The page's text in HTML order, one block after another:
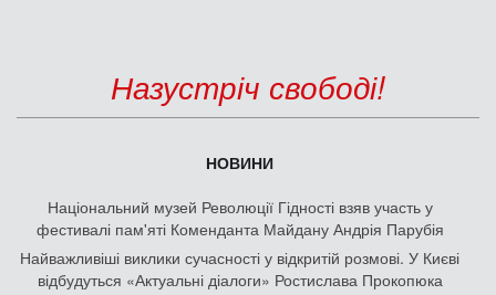
Назустріч свободі!
НОВИНИ
Національний музей Революції Гідності взяв участь у
фестивалі пам'яті Коменданта Майдану Андрія Парубія
Найважливіші виклики сучасності у відкритій розмові. У Києві
відбудуться «Актуальні діалоги» Ростислава Прокопюка